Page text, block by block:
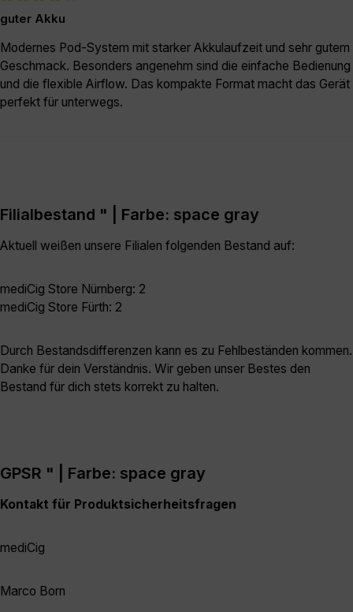
Bewertung mit 4 von 5 Sternen
guter Akku
Modernes Pod-System mit starker Akkulaufzeit und sehr gutem
Geschmack. Besonders angenehm sind die einfache Bedienung
und die flexible Airflow. Das kompakte Format macht das Gerät
perfekt für unterwegs.
Filialbestand " | Farbe: space gray
Aktuell weißen unsere Filialen folgenden Bestand auf:
mediCig Store Nürnberg: 2
mediCig Store Fürth: 2
Durch Bestandsdifferenzen kann es zu Fehlbeständen kommen.
Danke für dein Verständnis. Wir geben unser Bestes den
Bestand für dich stets korrekt zu halten.
GPSR " | Farbe: space gray
Kontakt für Produktsicherheitsfragen
mediCig
Marco Born